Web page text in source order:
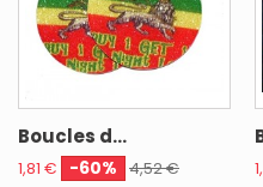
Boucles d...
1,81 € -60% 4,52 €